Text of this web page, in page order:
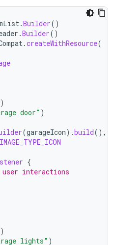
.Builder()
.Builder()
.createWithResource(
door" )
(garageIcon).build(),
IMAGE_TYPE_ICON
{
user interactions
lights" )